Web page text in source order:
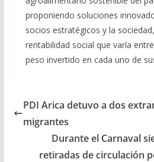
proponiendo soluciones
socios estratégicos y la
rentabilidad social que varía
peso invertido en cada uno de
PDI Arica detuvo a dos
migrantes
Durante el Carnaval
retiradas de circulación